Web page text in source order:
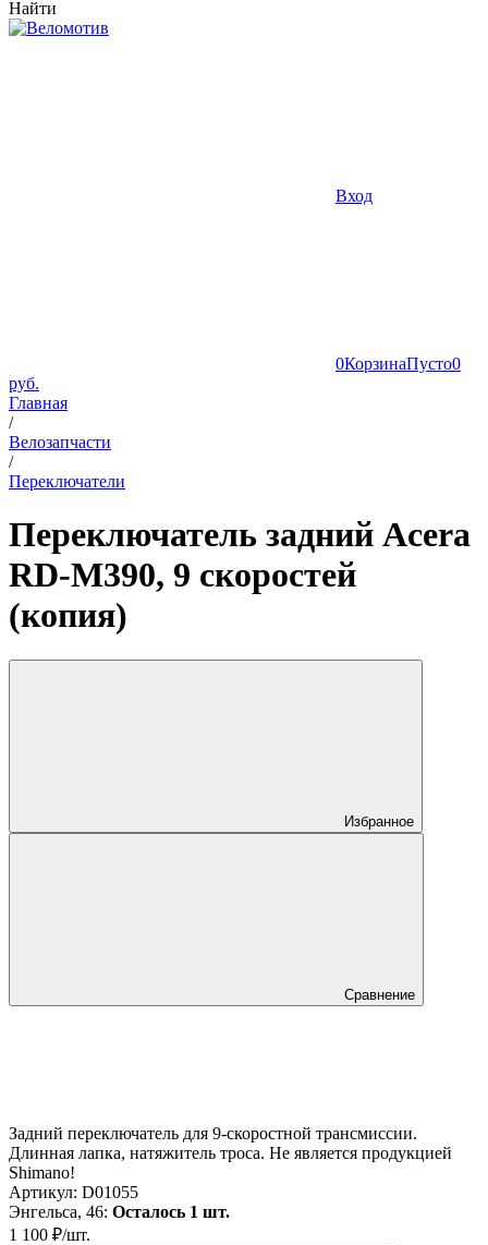
Найти
Вход
0КорзинаПусто0
руб.
Главная
/
Велозапчасти
/
Переключатели
Переключатель задний Acera
RD-M390, 9 скоростей
(копия)
Избранное
Сравнение
Задний переключатель для 9-скоростной трансмиссии.
Длинная лапка, натяжитель троса. Не является продукцией
Shimano!
Артикул: D01055
Энгельса, 46: Осталось 1 шт.
1 100 ₽/шт.